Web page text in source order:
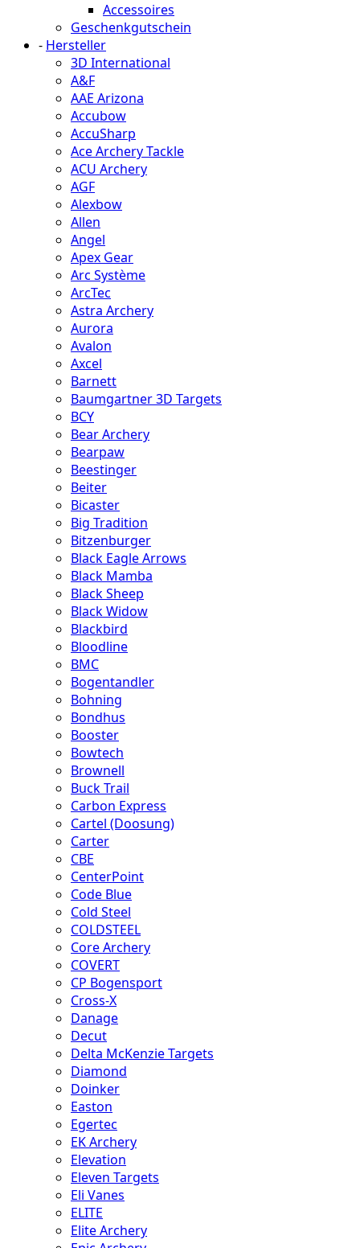
Accessoires
Geschenkgutschein
- Hersteller
3D International
A&F
AAE Arizona
Accubow
AccuSharp
Ace Archery Tackle
ACU Archery
AGF
Alexbow
Allen
Angel
Apex Gear
Arc Système
ArcTec
Astra Archery
Aurora
Avalon
Axcel
Barnett
Baumgartner 3D Targets
BCY
Bear Archery
Bearpaw
Beestinger
Beiter
Bicaster
Big Tradition
Bitzenburger
Black Eagle Arrows
Black Mamba
Black Sheep
Black Widow
Blackbird
Bloodline
BMC
Bogentandler
Bohning
Bondhus
Booster
Bowtech
Brownell
Buck Trail
Carbon Express
Cartel (Doosung)
Carter
CBE
CenterPoint
Code Blue
Cold Steel
COLDSTEEL
Core Archery
COVERT
CP Bogensport
Cross-X
Danage
Decut
Delta McKenzie Targets
Diamond
Doinker
Easton
Egertec
EK Archery
Elevation
Eleven Targets
Eli Vanes
ELITE
Elite Archery